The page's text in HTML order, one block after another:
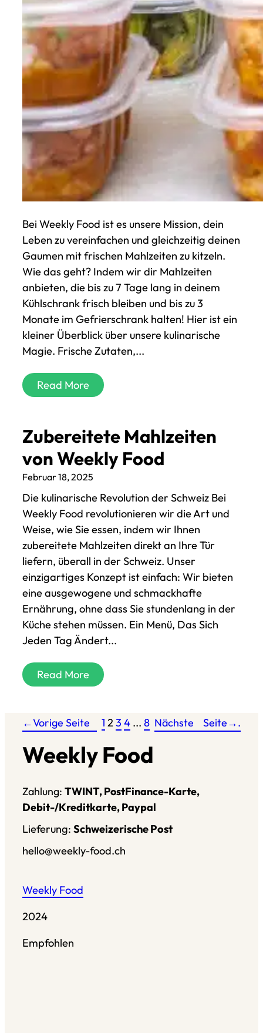
Bei Weekly Food ist es unsere Mission, dein
Leben zu vereinfachen und gleichzeitig deinen
Gaumen mit frischen Mahlzeiten zu kitzeln.
Wie das geht? Indem wir dir Mahlzeiten
anbieten, die bis zu 7 Tage lang in deinem
Kühlschrank frisch bleiben und bis zu 3
Monate im Gefrierschrank halten! Hier ist ein
kleiner Überblick über unsere kulinarische
Magie. Frische Zutaten,...
Read More
Zubereitete Mahlzeiten
von Weekly Food
Februar 18, 2025
Die kulinarische Revolution der Schweiz Bei
Weekly Food revolutionieren wir die Art und
Weise, wie Sie essen, indem wir Ihnen
zubereitete Mahlzeiten direkt an Ihre Tür
liefern, überall in der Schweiz. Unser
einzigartiges Konzept ist einfach: Wir bieten
eine ausgewogene und schmackhafte
Ernährung, ohne dass Sie stundenlang in der
Küche stehen müssen. Ein Menü, Das Sich
Jeden Tag Ändert...
Read More
←Vorige Seite 1 23 4 ... 8 Nächste Seite→.
Weekly Food
Zahlung: TWINT, PostFinance-Karte,
Debit-/Kreditkarte, Paypal
Lieferung: Schweizerische Post
hello@weekly-food.ch
Weekly Food
2024
Empfohlen